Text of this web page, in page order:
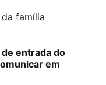
família
entrada do
em